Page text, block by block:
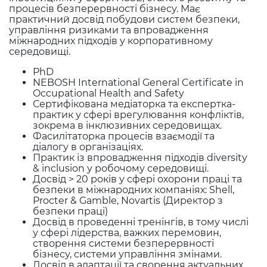
процесів безперервності бізнесу. Має
практичний досвід побудови систем безпеки,
управління ризиками та впровадження
міжнародних підходів у корпоративному
середовищі.
PhD
NEBOSH International General Certificate in
Occupational Health and Safety
Сертифікована медіаторка та експертка-
практик у сфері врегулювання конфліктів,
зокрема в інклюзивних середовищах.
Фасилітаторка процесів взаємодії та
діалогу в організаціях.
Практик із впровадження підходів diversity
& inclusion у робочому середовищі.
Досвід > 20 років у сфері охорони праці та
безпеки в міжнародних компаніях: Shell,
Procter & Gamble, Novartis (Директор з
безпеки праці)
Досвід в проведенні тренінгів, в тому числі
у сфері лідерства, важких перемовин,
створення системи безперервності
бізнесу, системи управління змінами.
Досвід в адаптації та сворення актуальних
Zero.
Кандидат технічних наук за спеціальністю
«Охорона праці».
Понад 10 років практики на керівних
посадах з виробничої безпеки у компаніях
зі 100% іноземними інвестиціями,
проведення тренінгів, міжнародних
аудитів, оцінки ризиків, виступів на
конференціях, упровадження стандартів
ISO та Lean практик на виробництві.
ризиками небезпек у системах управління
охороною здоров’я та безпекою праці
Знання, досвід, компетенції:
CE ESOSH, NEBOSH IGC, OHS Diploma
Початок трудової діяльності в охороні
праці – з 2007 року на ПАТ
«Електрометалургійний завод
«Дніпроспецсталь»: від інженера з охорони
праці до керівника бюро граничного
виробництва.
Із 2014 року працює в компанії «Кернел»,
яка є лідером агропромислового
комплексу. Керівник відділу охорони праці
в Дивізіоні виробничих активів –
олійноекстракційні заводи, елеватори,
портові термінали.
Розслідування нещасних випадків та
інцидентів.
Робота з підрядними організаціями на
інвестпроєктах з будівництва
промислових потужностей.
Упровадження стандарту ISO 45001,